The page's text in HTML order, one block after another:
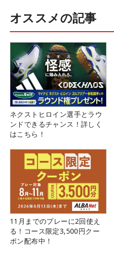
オススメの記事
ネクストヒロイン選手とラウ
ンドできるチャンス！詳しく
はこちら！
11月までのプレーに2回使え
る！コース限定3,500円クー
ポン配布中！